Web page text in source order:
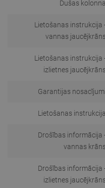
Dušas kolonna
Lietošanas instrukcija
vannas jaucējkrāns
Lietošanas instrukcija
izlietnes
Garantijas nosacījumi
Lietošanas instrukcija
Drošības informācija
vannas krāns
Drošības informācija
izlietnes